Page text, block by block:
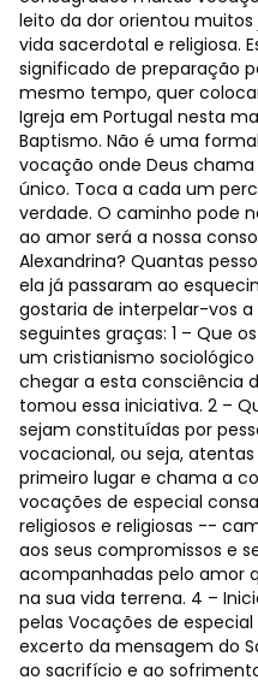
leito da dor orientou
vida sacerdotal e religiosa.
significado de preparação
mesmo tempo, quer
Igreja em Portugal nesta
Baptismo. Não é uma
vocação onde Deus
único. Toca a cada um
verdade. O caminho pode
ao amor será a nossa
Alexandrina? Quantas
ela já passaram ao
gostaria de interpelar-vos a
seguintes graças: 1 – Que
um cristianismo
chegar a esta consciência
tomou essa iniciativa. 2 –
sejam constituídas por
vocacional, ou seja,
primeiro lugar e chama a
vocações de especial
religiosos e religiosas --
aos seus compromissos e
acompanhadas pelo amor
na sua vida terrena. 4 –
pelas Vocações de
excerto da mensagem do
ao sacrifício e ao